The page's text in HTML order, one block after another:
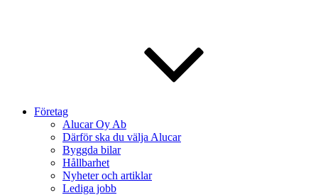
Företag
Alucar Oy Ab
Därför ska du välja Alucar
Byggda bilar
Hållbarhet
Nyheter och artiklar
Lediga jobb